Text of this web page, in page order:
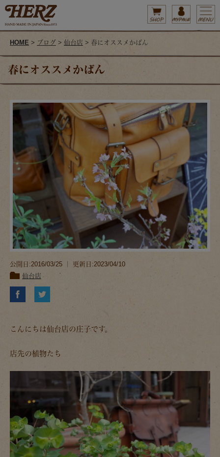
HOME > ブログ > 仙台店 > 春にオススメかばん
春にオススメかばん
公開日:2016/03/25 ｜ 更新日:2023/04/10
仙台店
こんにちは仙台店の庄子です。
店先の植物たち